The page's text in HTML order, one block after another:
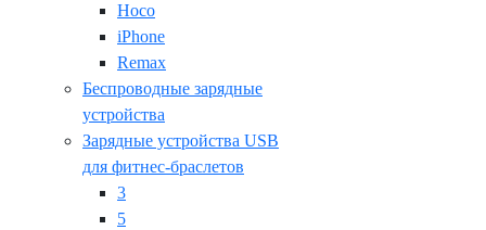
Hoco
iPhone
Remax
Беспроводные зарядные
устройства
Зарядные устройства USB
для фитнес-браслетов
3
5